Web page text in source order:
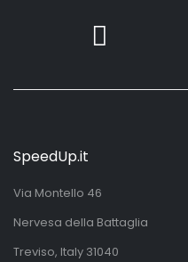
SpeedUp.it
Via Montello 46
Nervesa della Battaglia
Treviso, Italy 31040